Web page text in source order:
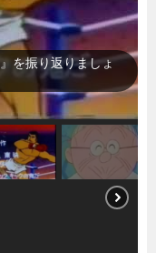
さん（第1作）』を